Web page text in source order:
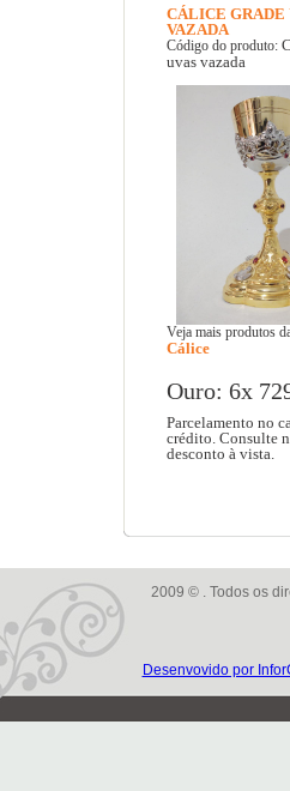
CÁLICE GRADE
VAZADA
Código do produto:
uvas vazada
Veja mais produtos
Cálice
Ouro: 6x
Parcelamento no
crédito. Consulte
desconto à vista.
2009 © . Todos os
Desenvovido por